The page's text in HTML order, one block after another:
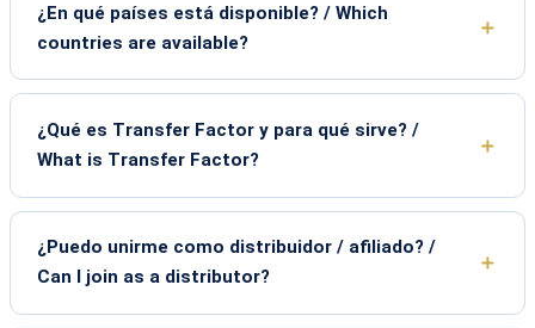
¿En qué países está disponible? / Which
countries are available?
¿Qué es Transfer Factor y para qué sirve? /
What is Transfer Factor?
¿Puedo unirme como distribuidor / afiliado? /
Can I join as a distributor?